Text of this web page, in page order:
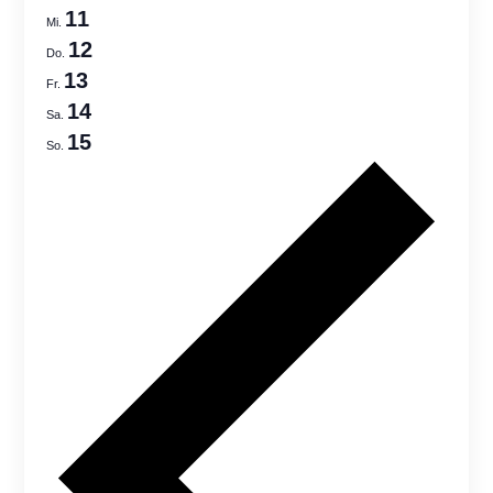
Mi. 11
Do. 12
Fr. 13
Sa. 14
So. 15